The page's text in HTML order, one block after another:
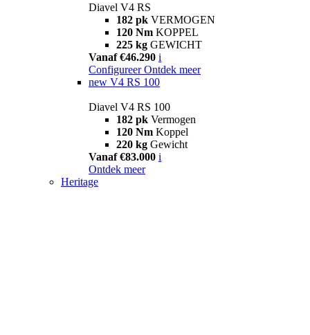
Diavel V4 RS
182 pk VERMOGEN
120 Nm KOPPEL
225 kg GEWICHT
Vanaf €46.290 i
Configureer Ontdek meer
new V4 RS 100
Diavel V4 RS 100
182 pk Vermogen
120 Nm Koppel
220 kg Gewicht
Vanaf €83.000 i
Ontdek meer
Heritage